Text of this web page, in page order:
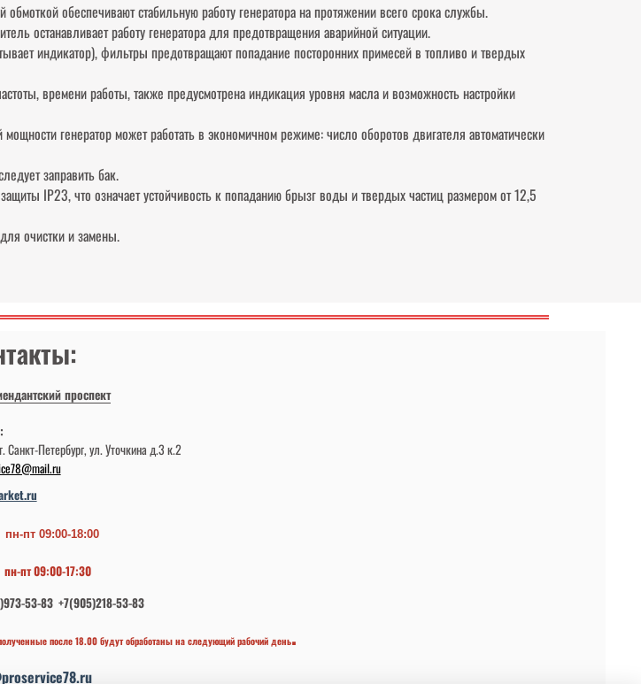
обеспечивают стабильную работу генератора на протяжении всего срока службы.
останавливает работу генератора для предотвращения аварийной ситуации.
индикатор), фильтры предотвращают попадание посторонних примесей в топливо и твердых
времени работы, также предусмотрена индикация уровня масла и возможность настройки
генератор может работать в экономичном режиме: число оборотов двигателя автоматически
заправить бак.
IP23, что означает устойчивость к попаданию брызг воды и твердых частиц размером от 12,5
очистки и замены.
проспект
Санкт-Петербург, ул. Уточкина д.3 к.2
пт 09:00-18:00
пт 09:00-17:30
53-83 +7(905)218-53-83
после 18.00 будут обработаны на следующий рабочий день.